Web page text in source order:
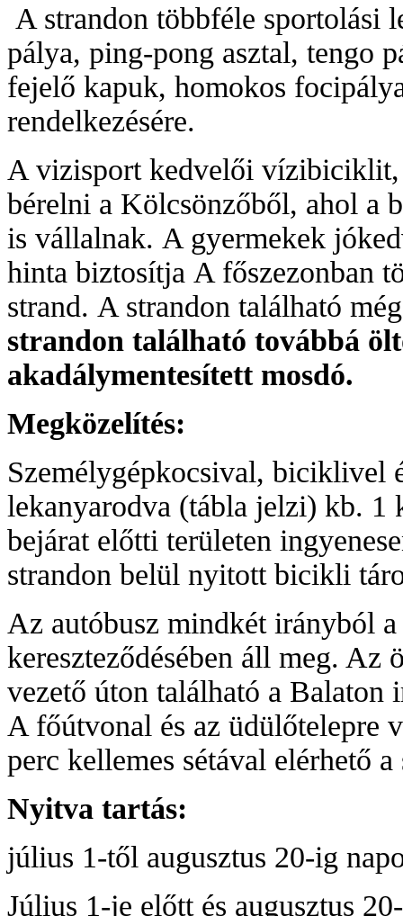
A strandon többféle sportolási
pálya, ping-pong asztal, tengo
fejelő kapuk, homokos
rendelkezésére.
A vizisport kedvelői vízibiciklit,
bérelni a Kölcsönzőből, ahol a
is vállalnak. A gyermekek
hinta biztosítja A főszezonban
strand. A strandon található
strandon található továbbá
akadálymentesített mosdó.
Megközelítés:
Személygépkocsival, biciklivel
lekanyarodva (tábla jelzi) kb. 1
bejárat előtti területen
strandon belül nyitott bicikli
Az autóbusz mindkét irányból
kereszteződésében áll meg. Az
vezető úton található a Balaton
A főútvonal és az üdülőtelepre
perc kellemes sétával elérhető a
Nyitva tartás:
július 1-től augusztus 20-ig
Július 1-je előtt és augusztus